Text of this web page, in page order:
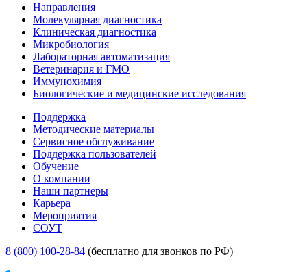
Направления
Молекулярная диагностика
Клиническая диагностика
Микробиология
Лабораторная автоматизация
Ветеринария и ГМО
Иммунохимия
Биологические и медицинские исследования
Поддержка
Методические материалы
Сервисное обслуживание
Поддержка пользователей
Обучение
О компании
Наши партнеры
Карьера
Мероприятия
СОУТ
8 (800) 100-28-84 (бесплатно для звонков по РФ)